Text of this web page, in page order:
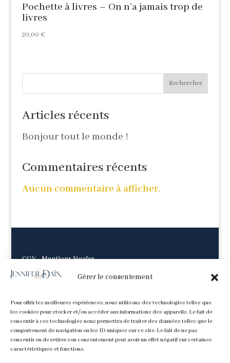
Gérer le consentement
Pour offrir les meilleures expériences, nous utilisons des technologies telles que
les cookies pour stocker et/ou accéder aux informations des appareils. Le fait de
consentir à ces technologies nous permettra de traiter des données telles que le
comportement de navigation ou les ID uniques sur ce site. Le fait de ne pas
consentir ou de retirer son consentement peut avoir un effet négatif sur certaines
caractéristiques et fonctions.
Pochette à livres – On n’a jamais trop de
livres
20,00 €
Rechercher
Articles récents
Bonjour tout le monde !
Commentaires récents
Aucun commentaire à afficher.
CGV-Mentions légales